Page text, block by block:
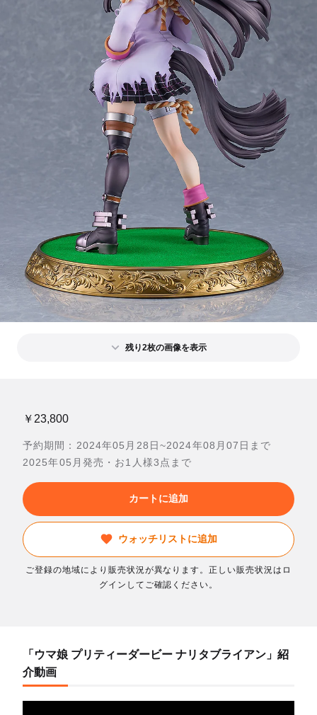
残り2枚の画像を表示
￥23,800
予約期間：2024年05月28日~2024年08月07日まで
2025年05月発売・お1人様3点まで
カートに追加
ウォッチリストに追加
ご登録の地域により販売状況が異なります。正しい販売状況はロ
グインしてご確認ください。
「ウマ娘 プリティーダービー ナリタブライアン」紹
介動画